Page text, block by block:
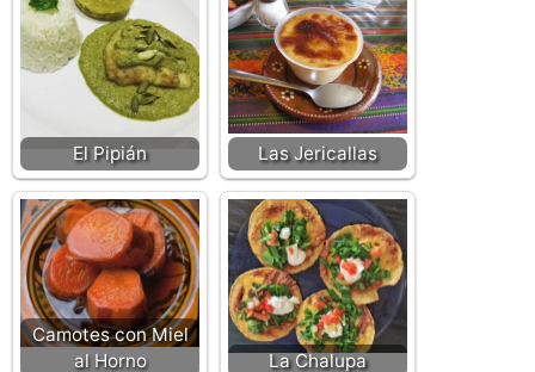
El Pipián Las Jericallas
Camotes con Miel
al Horno
La Chalupa